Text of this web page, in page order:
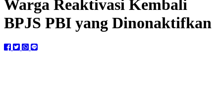
Warga Reaktivasi Kembali
BPJS PBI yang Dinonaktifkan